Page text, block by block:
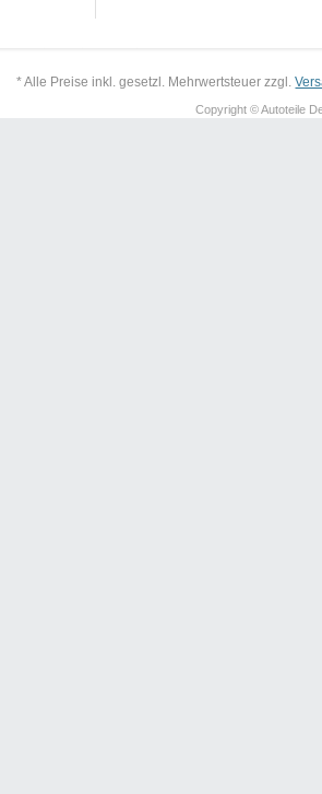
* Alle Preise inkl. gesetzl. Mehrwertsteuer zzgl.
Copyright © Autoteile